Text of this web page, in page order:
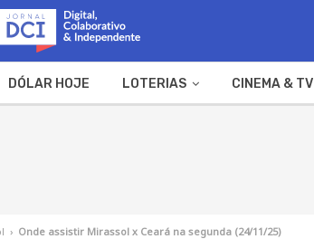
DÓLAR HOJE LOTERIAS CINEMA & TV
› Onde assistir Mirassol x Ceará na segunda (24/11/25)